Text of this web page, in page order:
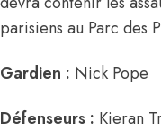
parisiens au Parc des
Gardien : Nick Pope
Défenseurs : Kieran